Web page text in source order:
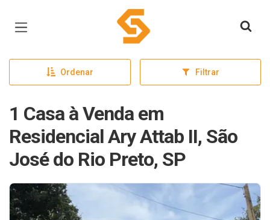
Página inicial
Ordenar Filtrar
1 Casa à Venda em
Residencial Ary Attab II, São
José do Rio Preto, SP